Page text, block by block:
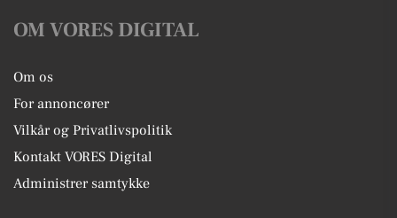
OM VORES DIGITAL
Om os
For annoncører
Vilkår og Privatlivspolitik
Kontakt VORES Digital
Administrer samtykke